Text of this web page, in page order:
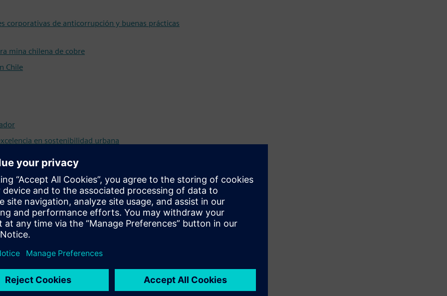
corporativas de anticorrupción y buenas prácticas
mina chilena de cobre
Chile
en sostenibilidad urbana
dólares mediante la inversión en resiliencia
vida en la capital
alemán